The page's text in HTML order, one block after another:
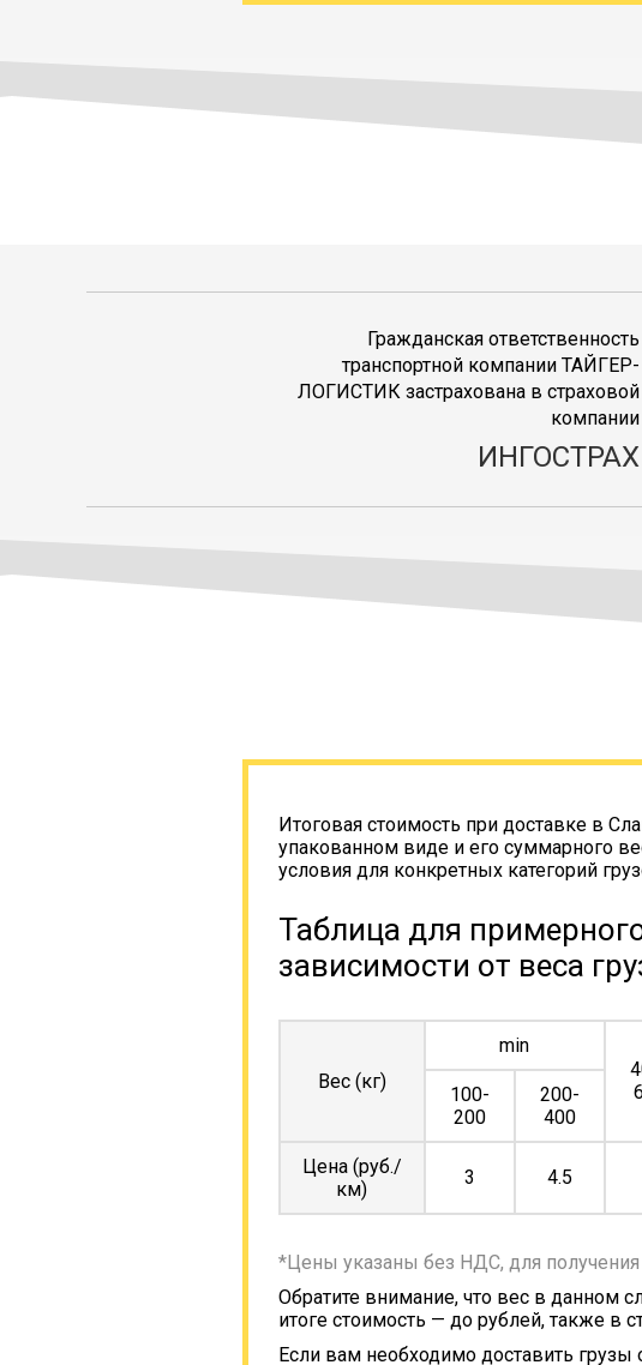
Гражданская ответственность
транспортной компании ТАЙГЕР-
ЛОГИСТИК застрахована в страховой
компании
ИНГОСТРАХ
Итоговая стоимость при доставке в
упакованном виде и его суммарного
условия для конкретных категорий
Таблица для
зависимости от веса
Вес (кг)
min
100-
200
200-
400
Цена (руб./
км)
3 4.5
*Цены указаны без НДС, для
Обратите внимание, что вес в данном
итоге стоимость — до рублей, также в
Если вам необходимо доставить грузы